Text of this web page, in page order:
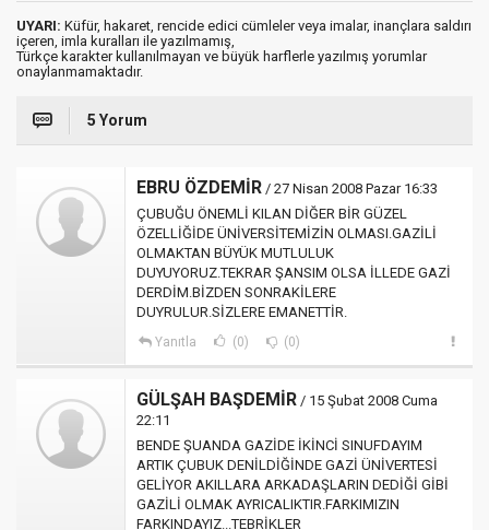
UYARI: Küfür, hakaret, rencide edici cümleler veya imalar, inançlara saldırı
içeren, imla kuralları ile yazılmamış,
Türkçe karakter kullanılmayan ve büyük harflerle yazılmış yorumlar
onaylanmamaktadır.
5 Yorum
EBRU ÖZDEMİR / 27 Nisan 2008 Pazar 16:33
ÇUBUĞU ÖNEMLİ KILAN DİĞER BİR GÜZEL
ÖZELLİĞİDE ÜNİVERSİTEMİZİN OLMASI.GAZİLİ
OLMAKTAN BÜYÜK MUTLULUK
DUYUYORUZ.TEKRAR ŞANSIM OLSA İLLEDE GAZİ
DERDİM.BİZDEN SONRAKİLERE
DUYRULUR.SİZLERE EMANETTİR.
Yanıtla (0) (0)
GÜLŞAH BAŞDEMİR / 15 Şubat 2008 Cuma
22:11
BENDE ŞUANDA GAZİDE İKİNCİ SINUFDAYIM
ARTIK ÇUBUK DENİLDİĞİNDE GAZİ ÜNİVERTESİ
GELİYOR AKILLARA ARKADAŞLARIN DEDİĞİ GİBİ
GAZİLİ OLMAK AYRICALIKTIR.FARKIMIZIN
FARKINDAYIZ...TEBRİKLER